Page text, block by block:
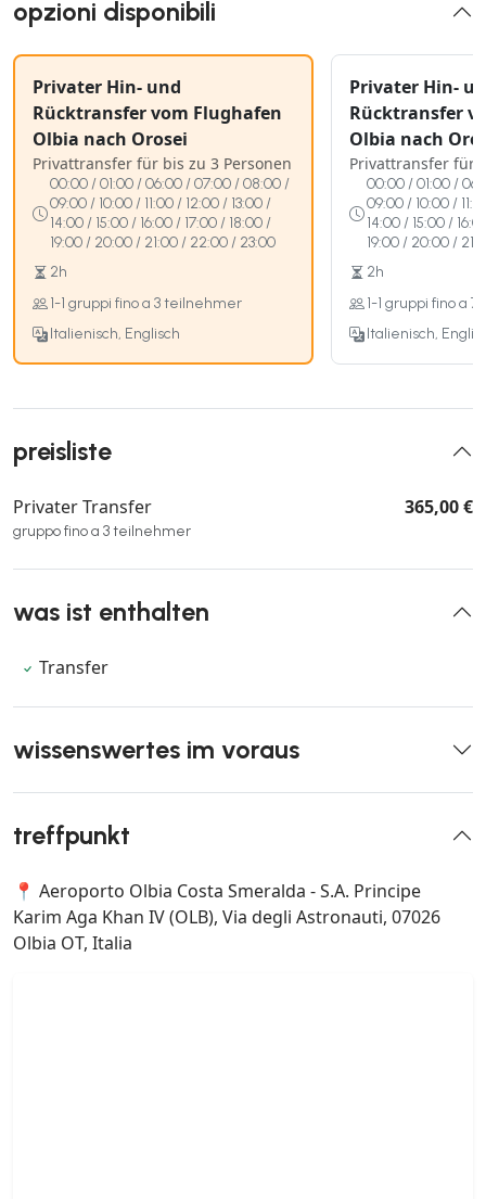
opzioni disponibili
Privater Hin- und
Rücktransfer vom Flughafen
Olbia nach Orosei
Privattransfer für bis zu 3 Personen
00:00 / 01:00 / 06:00 / 07:00 / 08:00 /
09:00 / 10:00 / 11:00 / 12:00 / 13:00 /
14:00 / 15:00 / 16:00 / 17:00 / 18:00 /
19:00 / 20:00 / 21:00 / 22:00 / 23:00
2h
1-1 gruppi fino a 3 teilnehmer
Italienisch, Englisch
Privater Hin-
Rücktransfer
Olbia nach
Privattransfer für
00:00 / 01:00 /
09:00 / 10:00 /
14:00 / 15:00 /
19:00 / 20:00 /
2h
1-1 gruppi fino a
Italienisch,
preisliste
Privater Transfer
gruppo fino a 3 teilnehmer
365,00 €
was ist enthalten
Transfer
wissenswertes im voraus
treffpunkt
📍 Aeroporto Olbia Costa Smeralda - S.A. Principe
Karim Aga Khan IV (OLB), Via degli Astronauti, 07026
Olbia OT, Italia